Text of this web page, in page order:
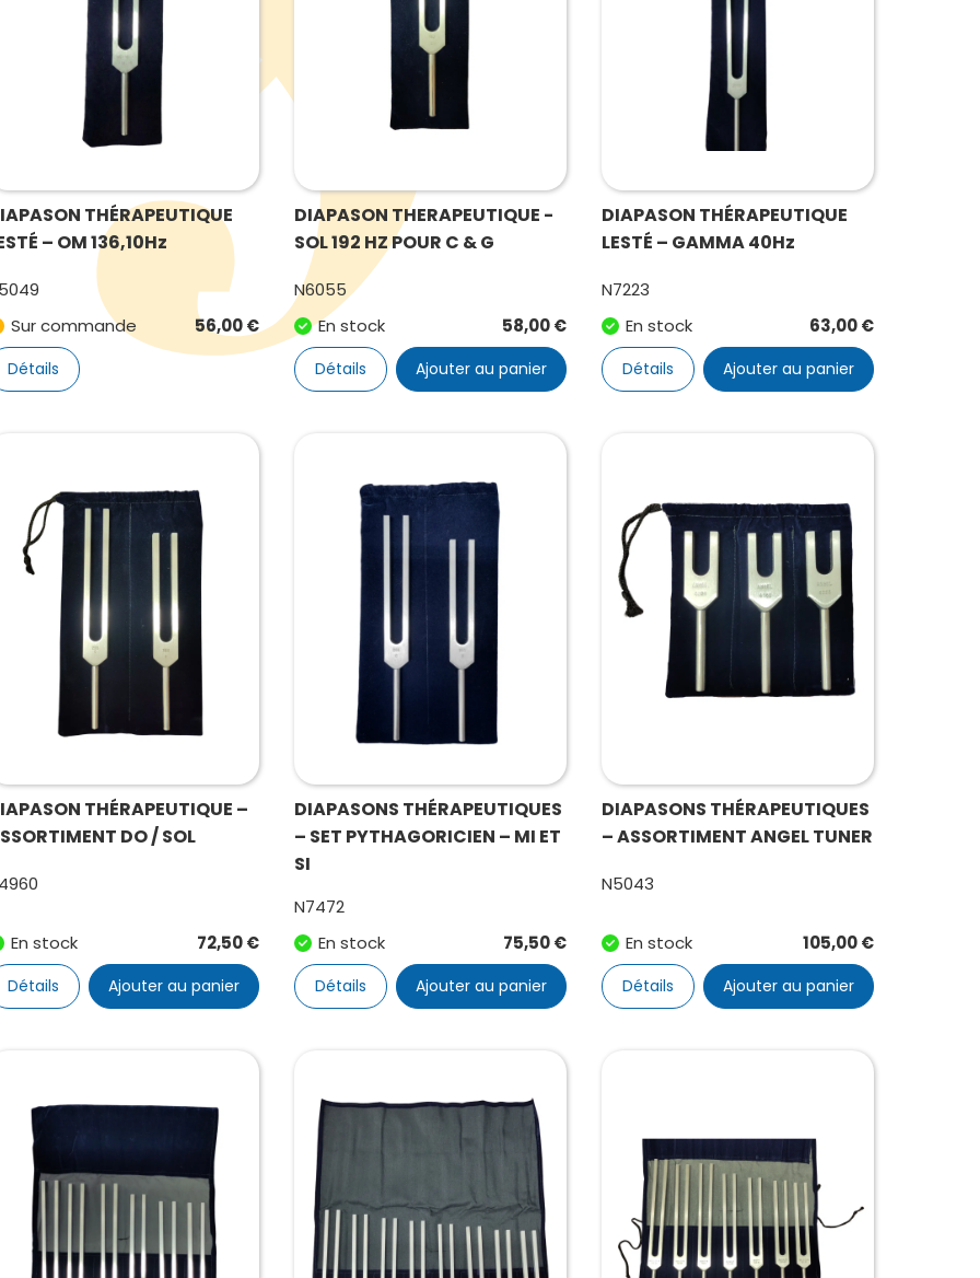
THÉRAPEUTIQUE
– OM 136,10Hz
Sur commande
56,00€
Détails
DIAPASON THERAPEUTIQUE -
SOL 192 HZ POUR C & G
N6055
En stock
58,00€
Détails Ajouter au panier
DIAPASON THÉRAPEUTIQUE
LESTÉ – GAMMA 40Hz
N7223
En stock
63,00€
Détails Ajouter au panier
THÉRAPEUTIQUE –
DO / SOL
En stock 72,50€
Détails Ajouter au panier
DIAPASONS THÉRAPEUTIQUES
– SET PYTHAGORICIEN – MI ET
SI
N7472
En stock
75,50€
Détails Ajouter au panier
DIAPASONS THÉRAPEUTIQUES
– ASSORTIMENT ANGEL TUNER
N5043
En stock 105,00€
Détails Ajouter au panier